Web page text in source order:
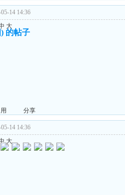
14 14:36
大
的帖子
分享
14 14:36
大